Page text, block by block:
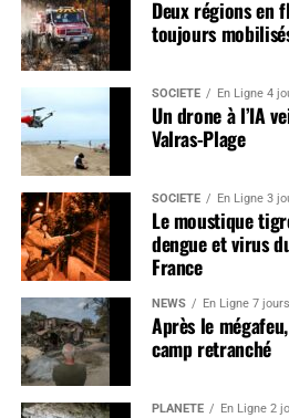
Deux régions en
toujours
SOCIÉTÉ En Ligne 4
Un drone à l’IA
Valras-Plage
SOCIÉTÉ En Ligne 3
Le moustique
dengue et virus
France
NEWS En Ligne 7 jours
Après le
camp retranché
PLANÈTE En Ligne 2